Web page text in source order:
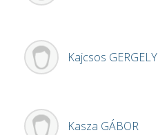
Kajcsos GERGELY
Kasza GÁBOR